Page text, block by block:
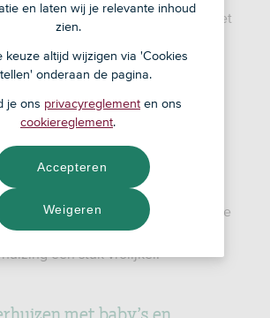
achtergelaten en je kind heeft het
opnieuw te moeten
kan je kind slecht gaan slapen,
plassen, erg druk of juist
zijn.
voor te bereiden op een nieuwe
verhuizing tot een leuk avontuur te
aandacht nodig. Met deze tips
een stuk vrolijker.
met baby’s en
en laten wij je relevante inhoud
zien.
keuze altijd wijzigen via 'Cookies
onderaan de pagina.
je ons privacyreglement en ons
cookiereglement.
Weigeren
Accepteren